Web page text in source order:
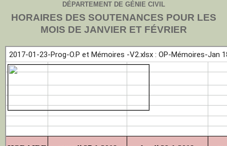
DÉPARTEMENT DE GÉNIE CIVIL
HORAIRES DES SOUTENANCES POUR LES
MOIS DE JANVIER ET FÉVRIER